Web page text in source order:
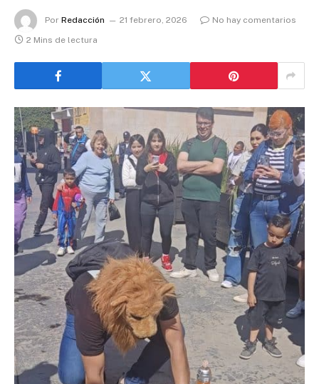
Por Redacción 21 febrero, 2026
No hay comentarios
2 Mins de lectura